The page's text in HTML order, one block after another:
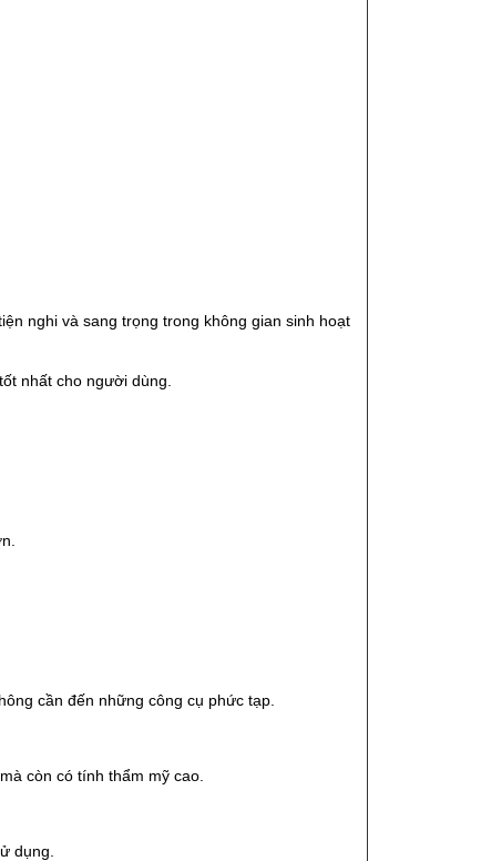
nghi và sang trọng trong không gian sinh hoạt
nhất cho người dùng.
cần đến những công cụ phức tạp.
còn có tính thẩm mỹ cao.
dụng.